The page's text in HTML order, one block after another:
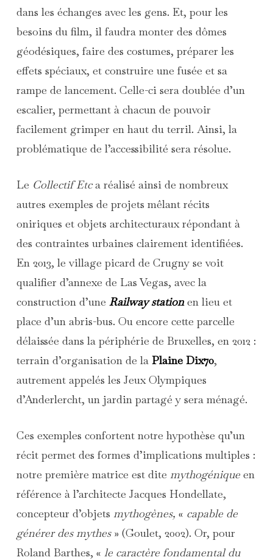
dans les échanges avec les gens. Et, pour les
besoins du film, il faudra monter des dômes
géodésiques, faire des costumes, préparer les
effets spéciaux, et construire une fusée et sa
rampe de lancement. Celle-ci sera doublée d’un
escalier, permettant à chacun de pouvoir
facilement grimper en haut du terril. Ainsi, la
problématique de l’accessibilité sera résolue.
Le Collectif Etca réalisé ainsi de nombreux
autres exemples de projets mêlant récits
oniriques et objets architecturaux répondant à
des contraintes urbaines clairement identifiées.
En 2013, le village picard de Crugny se voit
qualifier d’annexe de Las Vegas, avec la
construction d’une Railway stationen lieu et
place d’un abris-bus. Ou encore cette parcelle
délaissée dans la périphérie de Bruxelles, en 2012 :
terrain d’organisation de la Plaine Dix70,
autrement appelés les Jeux Olympiques
d’Anderlercht, un jardin partagé y sera ménagé.
Ces exemples confortent notre hypothèse qu’un
récit permet des formes d’implications multiples :
notre première matrice est dite mythogéniqueen
référence à l’architecte Jacques Hondellate,
concepteur d’objets mythogènes, « capable de
générer des mythes » (Goulet, 2002). Or, pour
Roland Barthes, « le caractère fondamental du